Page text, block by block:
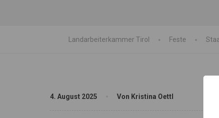
Landarbeiterkammer Tirol Feste
4. August 2025 Von Kristina Oettl